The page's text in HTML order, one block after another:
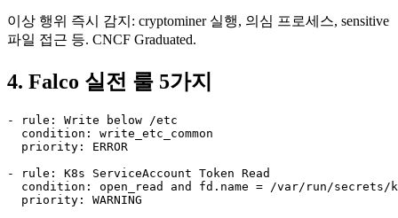
이상 행위 즉시 감지: cryptominer 실행, 의심 프로세스, sensitive
파일 접근 등. CNCF Graduated.
4. Falco 실전 룰 5가지
- rule: Write below /etc
  condition: write_etc_common
  priority: ERROR
- rule: K8s ServiceAccount Token Read
condition: open_read and fd.name = /var/run/
  priority: WARNING